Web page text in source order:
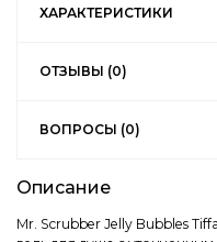
ХАРАКТЕРИСТИКИ
ОТЗЫВЫ (0)
ВОПРОСЫ (0)
Описание
Mr. Scrubber Jelly Bubbles